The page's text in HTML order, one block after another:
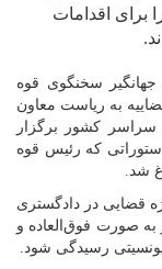
را برای اقدامات
جهانگیر سخنگوی قوه
به ریاست معاون
سراسر کشور برگزار
که رئیس قوه
شد.
قضایی در دادگستری
به صورت فوق‌العاده و
رسیدگی شود.